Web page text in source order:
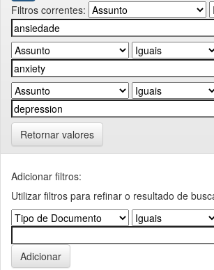
Filtros correntes:
Retornar valores
Adicionar filtros:
Utilizar filtros para refinar o resultado de